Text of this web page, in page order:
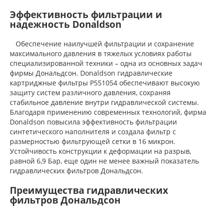
Эффективность фильтрации и
надежность Donaldson
Обеспечение наилучшей фильтрации и сохранение
максимального давления в тяжелых условиях работы
специализированной техники – одна из основных задач
фирмы Дональдсон. Donaldson гидравлические
картриджные фильтры P551054 обеспечивают высокую
защиту систем различного давления, сохраняя
стабильное давление внутри гидравлической системы.
Благодаря применению современных технологий, фирма
Donaldson повысила эффективность фильтрации
синтетического наполнителя и создала фильтр с
размерностью фильтрующей сетки в 16 микрон.
Устойчивость конструкции к деформации на разрыв,
равной 6,9 Бар, еще один не менее важный показатель
гидравлических фильтров Дональдсон.
Преимущества гидравлических
фильтров Дональдсон